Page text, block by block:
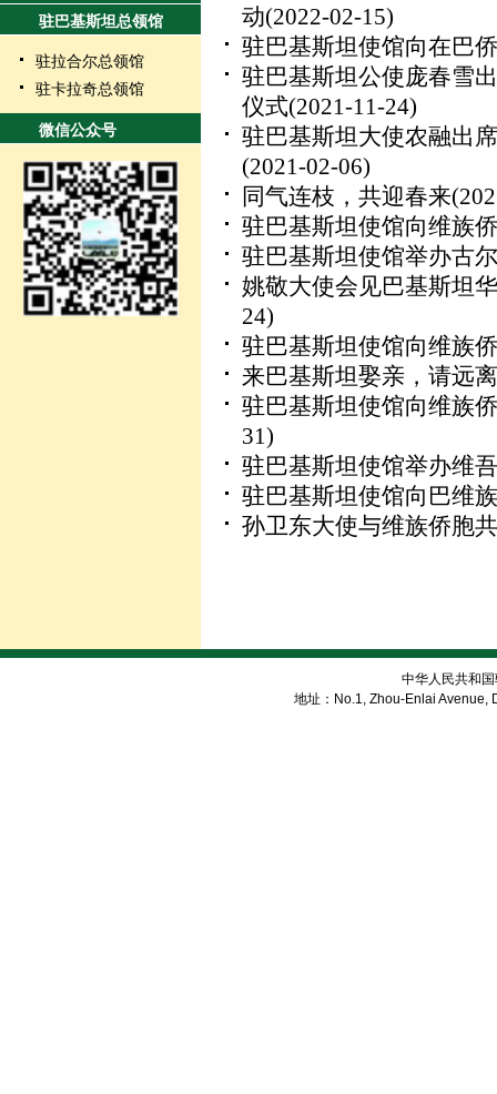
驻巴基斯坦总领馆
驻拉合尔总领馆
驻卡拉奇总领馆
微信公众号
动(2022-02-15)
驻巴基斯坦使馆向在巴
驻巴基斯坦公使庞春雪
仪式(2021-11-24)
驻巴基斯坦大使农融出
(2021-02-06)
同气连枝，共迎春来
驻巴基斯坦使馆向维族
驻巴基斯坦使馆举办古
姚敬大使会见巴基斯坦
24)
驻巴基斯坦使馆向维族
来巴基斯坦娶亲，请远
驻巴基斯坦使馆向维族
31)
驻巴基斯坦使馆举办维
驻巴基斯坦使馆向巴维
孙卫东大使与维族侨胞
中华人民共和
地址：No.1, Zhou-Enlai Avenue,